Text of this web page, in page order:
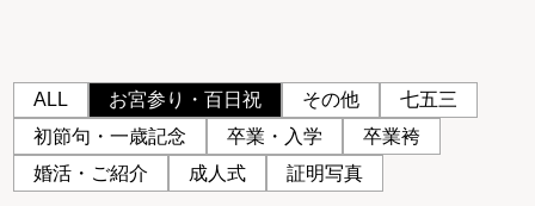
ALL お宮参り・百日祝 その他
七五三
初節句・一歳記念
卒業・入学
卒業袴
婚活・ご紹介
成人式 証明写真